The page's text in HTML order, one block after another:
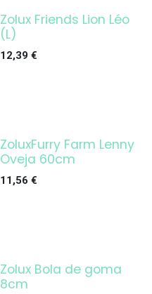
Zolux Friends Lion Léo
(L)
12,39 €
ZoluxFurry Farm Lenny
Oveja 60cm
11,56 €
Zolux Bola de goma
8cm